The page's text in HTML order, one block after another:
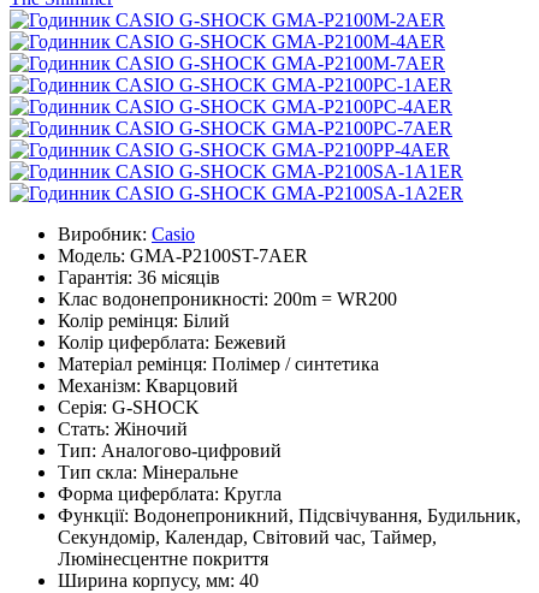
Виробник: Casio
Модель: GMA-P2100ST-7AER
Гарантія: 36 місяців
Клас водонепроникності: 200m = WR200
Колір ремінця: Білий
Колір циферблата: Бежевий
Матеріал ремінця: Полімер / синтетика
Механізм: Кварцовий
Серія: G-SHOCK
Стать: Жіночий
Тип: Аналогово-цифровий
Тип скла: Мінеральне
Форма циферблата: Кругла
Функції: Водонепроникний, Підсвічування, Будильник,
Секундомір, Календар, Світовий час, Таймер,
Люмінесцентне покриття
Ширина корпусу, мм: 40